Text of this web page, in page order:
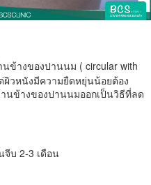
ข้างของปานนม ( circular with
วหนังมีความยืดหยุ่นน้อยต้อง
นข้างของปานนมออกเป็นวิธีที่ลด
จีบ 2-3 เดือน